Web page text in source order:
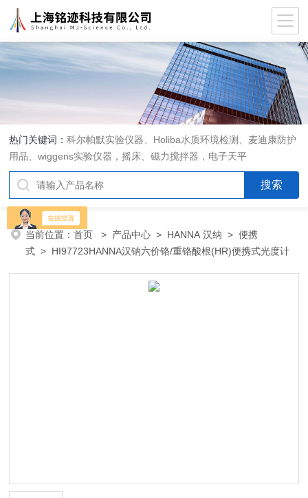
热门关键词：科尔帕默实验仪器、Holiba水质环境检测、麦迪康防护
用品、wiggens实验仪器，摇床、磁力搅拌器，电子天平
当前位置：首页 > 产品中心 > HANNA 汉纳 >便携
式 > HI97723HANNA汉钠六价铬/重铬酸根(HR)便携式光度计